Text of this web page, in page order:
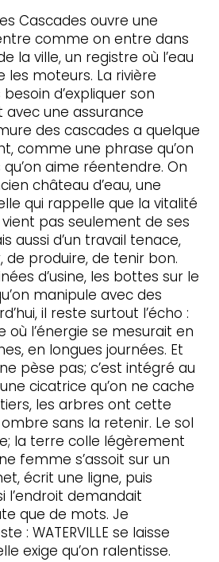
Cascades ouvre une
comme on entre dans
la ville, un registre où l’eau
moteurs. La rivière
d’expliquer son
avec une assurance
des cascades a quelque
comme une phrase qu’on
aime réentendre. On
château d’eau, une
qui rappelle que la vitalité
vient pas seulement de ses
aussi d’un travail tenace,
de produire, de tenir bon.
d’usine, les bottes sur le
manipule avec des
il reste surtout l’écho :
où l’énergie se mesurait en
en longues journées. Et
pèse pas; c’est intégré au
cicatrice qu’on ne cache
les arbres ont cette
sans la retenir. Le sol
la terre colle légèrement
femme s’assoit sur un
écrit une ligne, puis
l’endroit demandait
que de mots. Je
: WATERVILLE se laisse
exige qu’on ralentisse.